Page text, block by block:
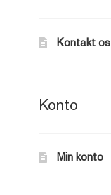
Kontakt os
Konto
Min konto